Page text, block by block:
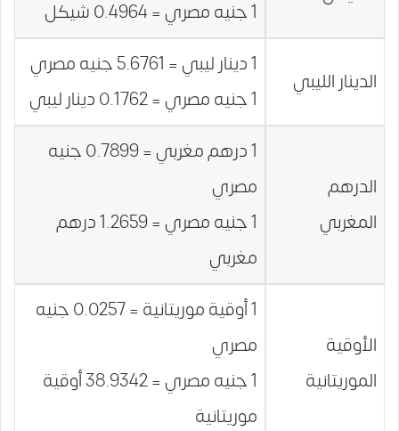
1 جنيه مصري = 0.4964 شيكل
الدينار الليبي
1 دينار ليبي = 5.6761 جنيه مصري
1 جنيه مصري = 0.1762 دينار ليبي
الدرهم
المغربي
1 درهم مغربي = 0.7899 جنيه
مصري
1 جنيه مصري = 1.2659 درهم
مغربي
الأوقية
الموريتانية
1 أوقية موريتانية = 0.0257 جنيه
مصري
1 جنيه مصري = 38.9342 أوقية
موريتانية